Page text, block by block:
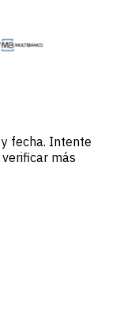
fecha. Intente
más